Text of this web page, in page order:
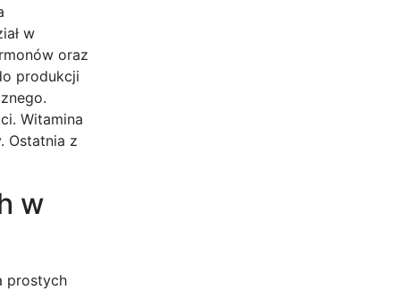
w
oraz
produkcji
Witamina
Ostatnia z
w
prostych